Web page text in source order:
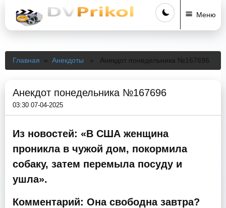
Меню
Главная » Анекдоты » Анекдот понедельника №167696
Анекдот понедельника №167696
03:30 07-04-2025
Из новостей: «В США женщина
проникла в чужой дом, покормила
собаку, затем перемыла посуду и
ушла».
Комментарий: Она свободна завтра?